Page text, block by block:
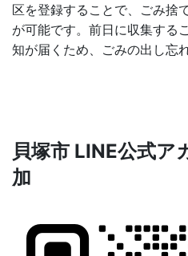
区を登録することで、ごみ捨
が可能です。前日に収集する
知が届くため、ごみの出し忘
貝塚市 LINE公式ア
加